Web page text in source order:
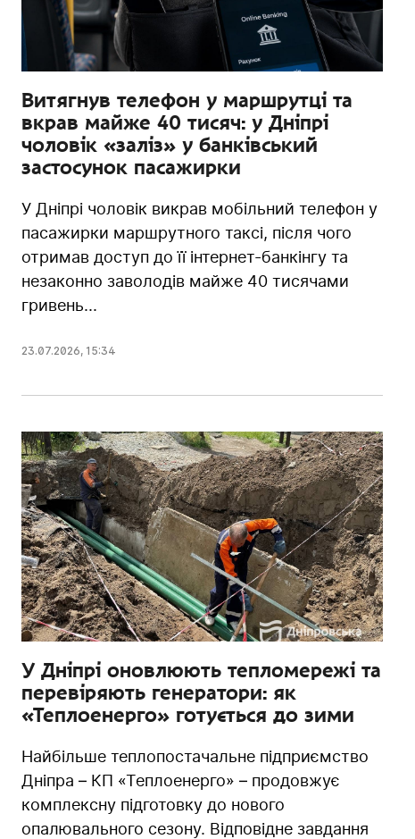
Витягнув телефон у маршрутці та
вкрав майже 40 тисяч: у Дніпрі
чоловік «заліз» у банківський
застосунок пасажирки
У Дніпрі чоловік викрав мобільний телефон у
пасажирки маршрутного таксі, після чого
отримав доступ до її інтернет-банкінгу та
незаконно заволодів майже 40 тисячами
гривень...
23.07.2026, 15:34
У Дніпрі оновлюють тепломережі та
перевіряють генератори: як
«Теплоенерго» готується до зими
Найбільше теплопостачальне підприємство
Дніпра – КП «Теплоенерго» – продовжує
комплексну підготовку до нового
опалювального сезону. Відповідне завдання